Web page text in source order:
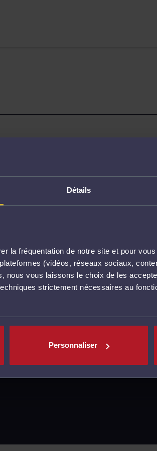
Détails
la fréquentation de notre site et pour
(vidéos, réseaux sociaux,
nous vous laissons le choix de les
strictement nécessaires au
Personnaliser